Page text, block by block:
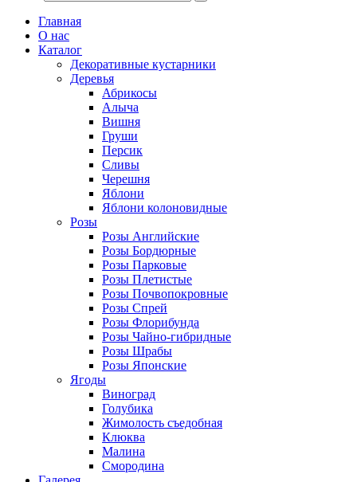
Главная
О нас
Каталог
Декоративные кустарники
Деревья
Абрикосы
Алыча
Вишня
Груши
Персик
Сливы
Черешня
Яблони
Яблони колоновидные
Розы
Розы Английские
Розы Бордюрные
Розы Парковые
Розы Плетистые
Розы Почвопокровные
Розы Спрей
Розы Флорибунда
Розы Чайно-гибридные
Розы Шрабы
Розы Японские
Ягоды
Виноград
Голубика
Жимолость съедобная
Клюква
Малина
Смородина